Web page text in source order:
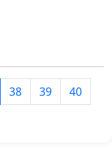
38 39
40